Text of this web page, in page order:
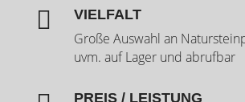
 VIELFALT
Große Auswahl an
uvm. auf Lager und abrufbar
PREIS / LEISTUNG